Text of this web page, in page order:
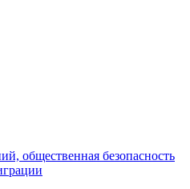
общественная безопасность